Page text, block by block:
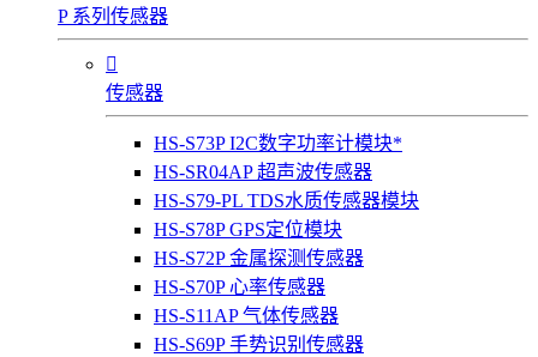
P 系列传感器

传感器
HS-S73P I2C数字功率计模块*
HS-SR04AP 超声波传感器
HS-S79-PL TDS水质传感器模块
HS-S78P GPS定位模块
HS-S72P 金属探测传感器
HS-S70P 心率传感器
HS-S11AP 气体传感器
HS-S69P 手势识别传感器